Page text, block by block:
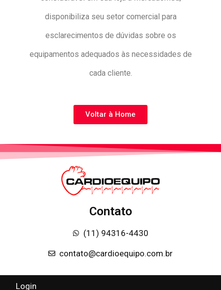
disponibiliza seu setor comercial para
esclarecimentos de dúvidas sobre os
equipamentos adequados às necessidades de
cada cliente.
Voltar à Home
Contato
(11) 94316-4430
contato@cardioequipo.com.br
Login